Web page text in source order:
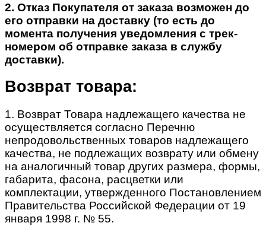
2. Отказ Покупателя от заказа возможен до
его отправки на доставку (то есть до
момента получения уведомления с трек-
номером об отправке заказа в службу
доставки).
Возврат товара:
1. Возврат Товара надлежащего качества не
осуществляется согласно Перечню
непродовольственных товаров надлежащего
качества, не подлежащих возврату или обмену
на аналогичный товар других размера, формы,
габарита, фасона, расцветки или
комплектации, утвержденного Постановлением
Правительства Российской Федерации от 19
января 1998 г. № 55.